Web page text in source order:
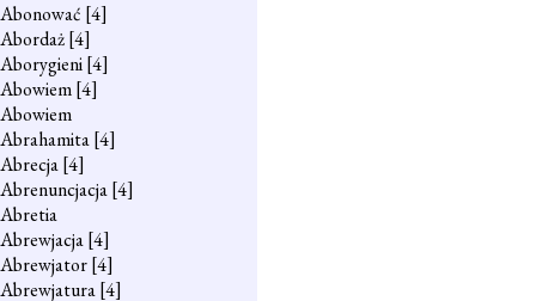
Abonować [4]
Abordaż[4]
Aborygieni[4]
Abowiem[4]
Abowiem
Abrahamita[4]
Abrecja[4]
Abrenuncjacja[4]
Abretia
Abrewjacja[4]
Abrewjator[4]
Abrewjatura[4]